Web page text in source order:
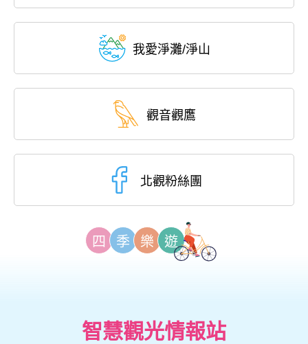
我愛淨灘/淨山
觀音觀鷹
北觀粉絲團
四 季 樂 遊
智慧觀光情報站